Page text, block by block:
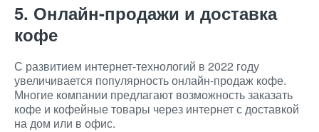
5. Онлайн-продажи и доставка
кофе
С развитием интернет-технологий в 2022 году
увеличивается популярность онлайн-продаж кофе.
Многие компании предлагают возможность заказать
кофе и кофейные товары через интернет с доставкой
на дом или в офис.